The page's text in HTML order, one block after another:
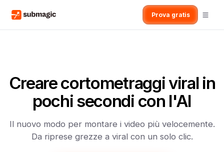
Prova gratis
Creare cortometraggi viral in
pochi secondi con l'AI
Il nuovo modo per montare i video più velocemente.
Da riprese grezze a viral con un solo clic.